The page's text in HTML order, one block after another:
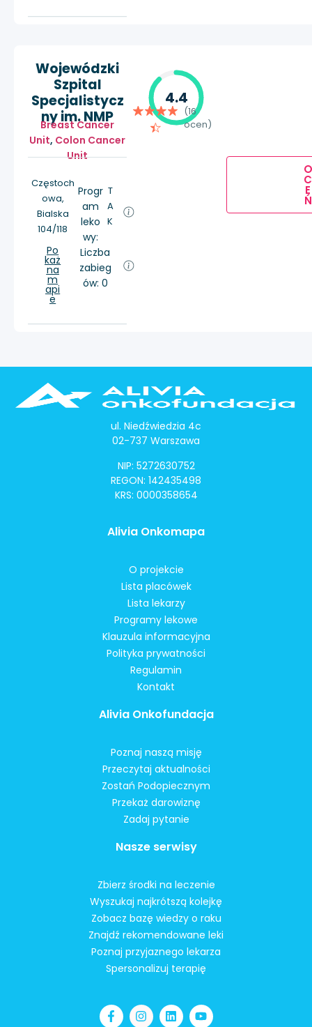
Wojewódzki
Szpital
Specjalistycz
ny im. NMP
Breast Cancer
Unit, Colon Cancer
Unit
Częstoch
owa,
Bialska
104/118
Po
każ
na
m
api
e
Progr
am
leko
wy:
T
A
K
Liczba
zabieg
ów: 0
4.4
(16
ocen)
O
C
E
Ń
ul. Niedźwiedzia 4c
02-737 Warszawa
NIP: 5272630752
REGON: 142435498
KRS: 0000358654
Alivia Onkomapa
O projekcie
Lista placówek
Lista lekarzy
Programy lekowe
Klauzula informacyjna
Polityka prywatności
Regulamin
Kontakt
Alivia Onkofundacja
Poznaj naszą misję
Przeczytaj aktualności
Zostań Podopiecznym
Przekaż darowiznę
Zadaj pytanie
Nasze serwisy
Zbierz środki na leczenie
Wyszukaj najkrótszą kolejkę
Zobacz bazę wiedzy o raku
Znajdź rekomendowane leki
Poznaj przyjaznego lekarza
Spersonalizuj terapię